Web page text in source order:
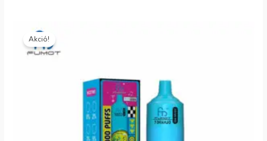
Akció!
ár:
€18.00.